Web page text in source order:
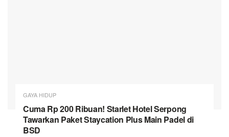
GAYA HIDUP
Cuma Rp 200 Ribuan! Starlet Hotel Serpong
Tawarkan Paket Staycation Plus Main Padel di
BSD